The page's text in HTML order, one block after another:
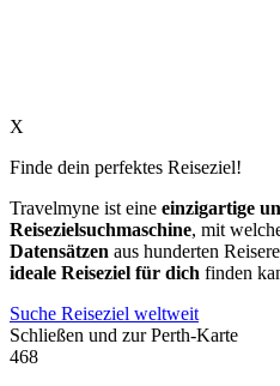
X
Finde dein perfektes Reiseziel!
Travelmyne ist eine einzigartige
Reisezielsuchmaschine, mit
Datensätzen aus hunderten
ideale Reiseziel für dich finden
Suche Reiseziel weltweit
Schließen und zur Perth-Karte
468